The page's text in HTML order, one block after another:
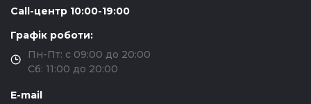
Call-центр 10:00-19:00
Графік роботи:
Пн-Пт: с 09:00 до 20:00
Сб: 11:00 до 20:00
E-mail